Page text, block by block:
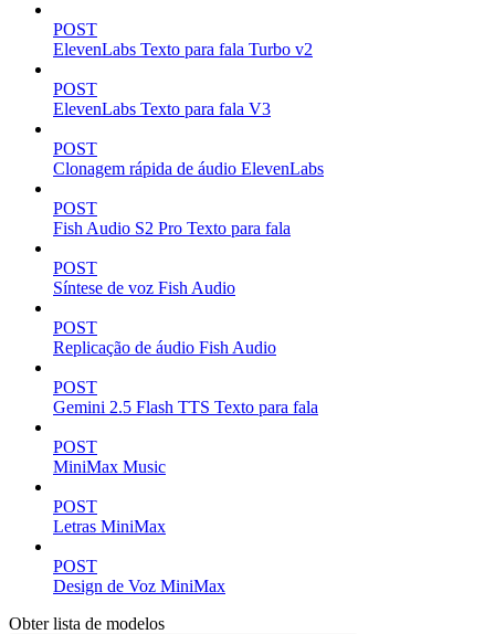
POST
ElevenLabs Texto para fala Turbo v2
POST
ElevenLabs Texto para fala V3
POST
Clonagem rápida de áudio ElevenLabs
POST
Fish Audio S2 Pro Texto para fala
POST
Síntese de voz Fish Audio
POST
Replicação de áudio Fish Audio
POST
Gemini 2.5 Flash TTS Texto para fala
POST
MiniMax Music
POST
Letras MiniMax
POST
Design de Voz MiniMax
Obter lista de modelos